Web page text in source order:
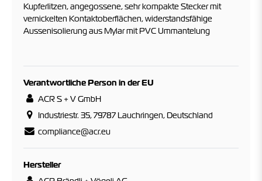
Kupferlitzen, angegossene, sehr kompakte Stecker mit
vernickelten Kontaktoberflächen, widerstandsfähige
Aussenisolierung aus Mylar mit PVC Ummantelung
Verantwortliche Person in der EU
ACR S + V GmbH
Industriestr. 35, 79787 Lauchringen, Deutschland
compliance@acr.eu
Hersteller